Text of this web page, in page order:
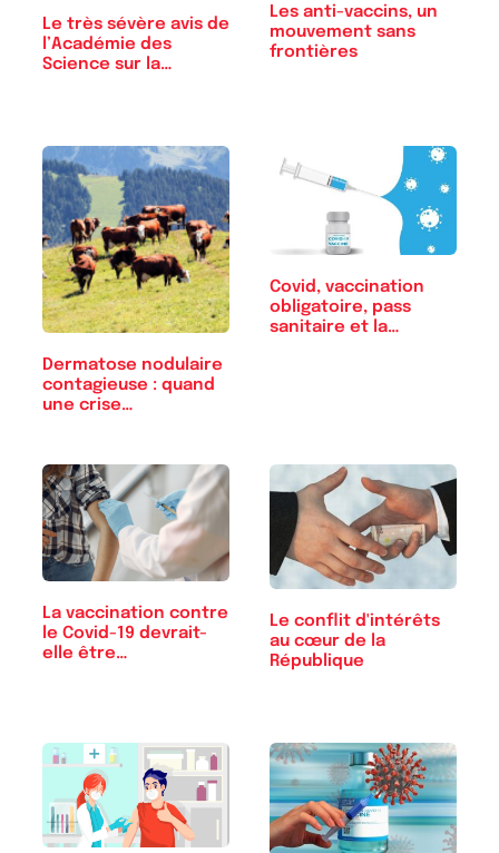
Le très sévère avis de
l’Académie des
Science sur la…
Les anti-vaccins, un
mouvement sans
frontières
Dermatose nodulaire
contagieuse : quand
une crise…
Covid, vaccination
obligatoire, pass
sanitaire et la…
La vaccination contre
le Covid-19 devrait-
elle être…
Le conflit d'intérêts
au cœur de la
République